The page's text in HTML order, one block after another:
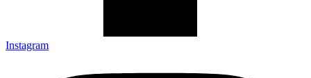
Instagram